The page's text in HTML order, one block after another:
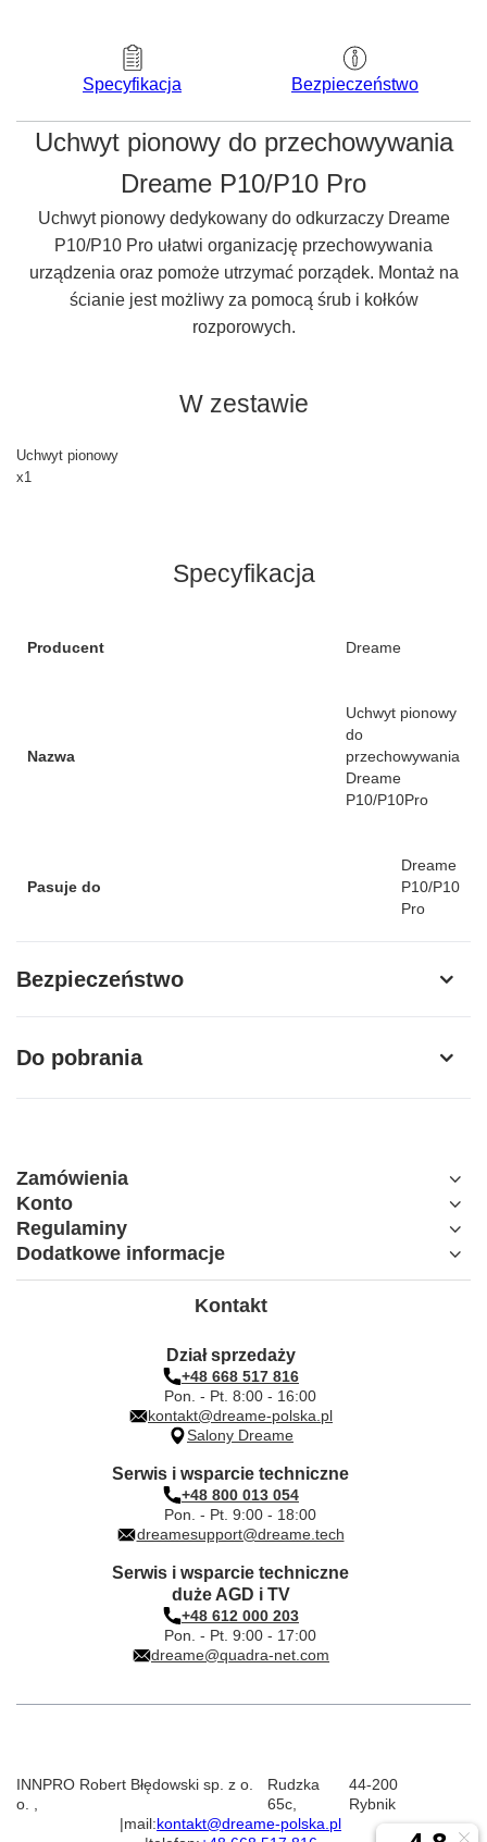
Specyfikacja Bezpieczeństwo
Uchwyt pionowy do przechowywania
Dreame P10/P10 Pro
Uchwyt pionowy dedykowany do odkurzaczy Dreame
P10/P10 Pro ułatwi organizację przechowywania
urządzenia oraz pomoże utrzymać porządek. Montaż na
ścianie jest możliwy za pomocą śrub i kołków
rozporowych.
W zestawie
Uchwyt pionowy
x1
Specyfikacja
Producent Dreame
Nazwa
Uchwyt pionowy
do
przechowywania
Dreame
P10/P10Pro
Pasuje do
Dreame
P10/P10
Pro
Bezpieczeństwo
Do pobrania
Zamówienia
Konto
Regulaminy
Dodatkowe informacje
Kontakt
Dział sprzedaży
+48 668 517 816
Pon. - Pt. 8:00 - 16:00
kontakt@dreame-polska.pl
Salony Dreame
Serwis i wsparcie techniczne
+48 800 013 054
Pon. - Pt. 9:00 - 18:00
dreamesupport@dreame.tech
Serwis i wsparcie techniczne
duże AGD i TV
+48 612 000 203
Pon. - Pt. 9:00 - 17:00
dreame@quadra-net.com
INNPRO Robert Błędowski sp. z o.
o.
Rudzka
65c,
44-200
Rybnik
|mail:kontakt@dreame-polska.pl